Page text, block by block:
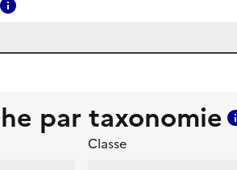
par taxonomie
Classe